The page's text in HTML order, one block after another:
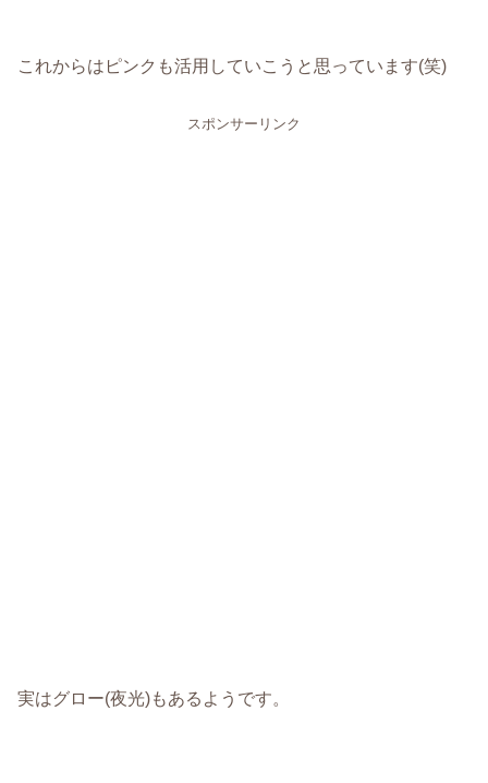
これからはピンクも活用していこうと思っています(笑)
スポンサーリンク
実はグロー(夜光)もあるようです。